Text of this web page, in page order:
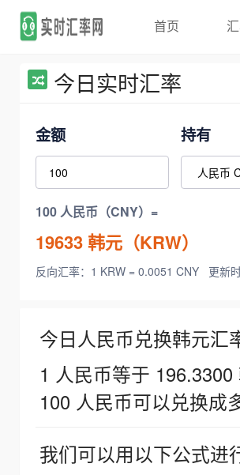
首页
今日实时汇率
金额 持有
100 人民币（CNY）=
19633韩元（KRW）
反向汇率：1 KRW = 0.0051 CNY 更新
今日人民币兑换韩元汇
1 人民币等于
100 人民币可以兑换成
我们可以用以下公式进